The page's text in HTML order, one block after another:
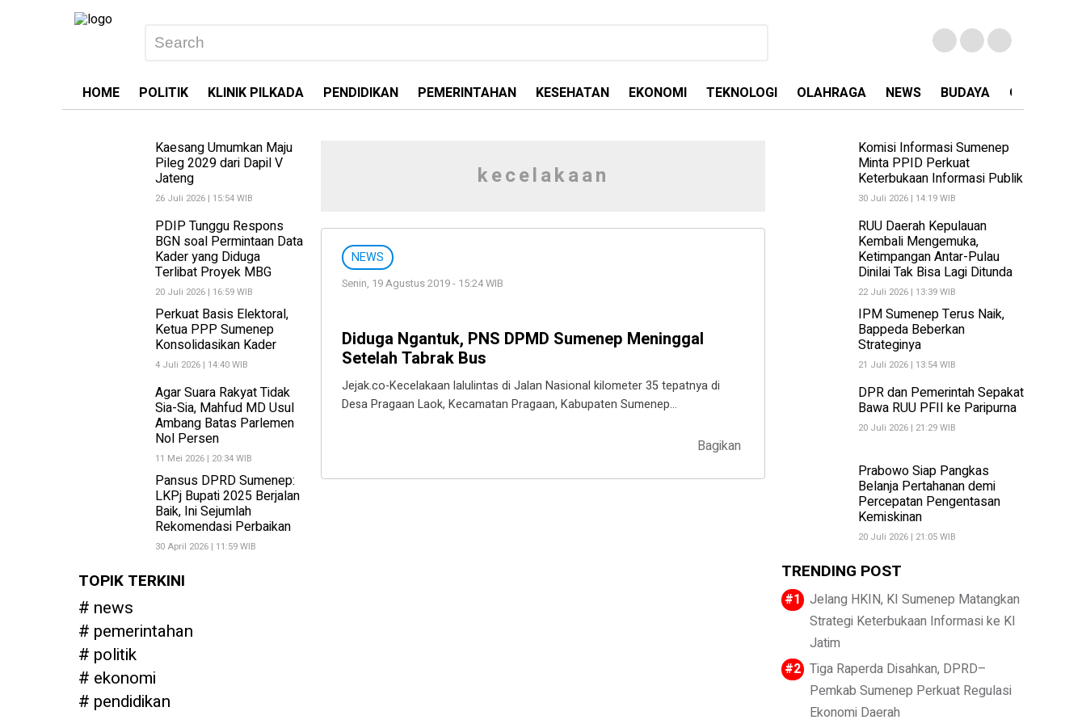
HOME POLITIK KLINIK PILKADA PENDIDIKAN PEMERINTAHAN KESEHATAN EKONOMI TEKNOLOGI OLAHRAGA NEWS BUDAYA OPINI
Kaesang Umumkan Maju
Pileg 2029 dari Dapil V
Jateng
26 Juli 2026 | 15:54 WIB
PDIP Tunggu Respons
BGN soal Permintaan Data
Kader yang Diduga
Terlibat Proyek MBG
20 Juli 2026 | 16:59 WIB
Perkuat Basis Elektoral,
Ketua PPP Sumenep
Konsolidasikan Kader
4 Juli 2026 | 14:40 WIB
Agar Suara Rakyat Tidak
Sia-Sia, Mahfud MD Usul
Ambang Batas Parlemen
Nol Persen
11 Mei 2026 | 20:34 WIB
Pansus DPRD Sumenep:
LKPj Bupati 2025 Berjalan
Baik, Ini Sejumlah
Rekomendasi Perbaikan
30 April 2026 | 11:59 WIB
TOPIK TERKINI
news
pemerintahan
politik
ekonomi
pendidikan
kecelakaan
NEWS
Senin, 19 Agustus 2019 - 15:24 WIB
Diduga Ngantuk, PNS DPMD Sumenep Meninggal
Setelah Tabrak Bus
Jejak.co-Kecelakaan lalulintas di Jalan Nasional kilometer 35 tepatnya di
Desa Pragaan Laok, Kecamatan Pragaan, Kabupaten Sumenep…
Bagikan
Komisi Informasi Sumenep
Minta PPID Perkuat
Keterbukaan Informasi Publik
30 Juli 2026 | 14:19 WIB
RUU Daerah Kepulauan
Kembali Mengemuka,
Ketimpangan Antar-Pulau
Dinilai Tak Bisa Lagi Ditunda
22 Juli 2026 | 13:39 WIB
IPM Sumenep Terus Naik,
Bappeda Beberkan
Strateginya
21 Juli 2026 | 13:54 WIB
DPR dan Pemerintah Sepakat
Bawa RUU PFII ke Paripurna
20 Juli 2026 | 21:29 WIB
Prabowo Siap Pangkas
Belanja Pertahanan demi
Percepatan Pengentasan
Kemiskinan
20 Juli 2026 | 21:05 WIB
TRENDING POST
Jelang HKIN, KI Sumenep Matangkan
Strategi Keterbukaan Informasi ke KI
Jatim
Tiga Raperda Disahkan, DPRD–
Pemkab Sumenep Perkuat Regulasi
Ekonomi Daerah